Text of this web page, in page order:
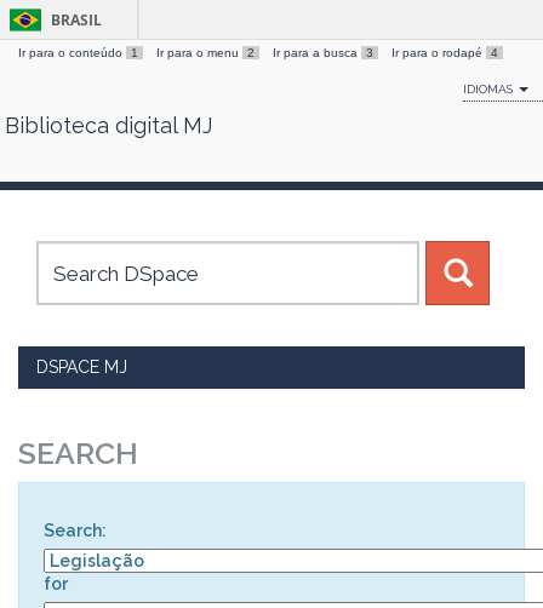
Skip
BRASIL
Ir para o conteúdo 1 Ir para o menu 2 Ir para a busca 3 Ir para o rodapé 4
IDIOMAS
Biblioteca digital MJ
DSPACE MJ
SEARCH
Search:
for